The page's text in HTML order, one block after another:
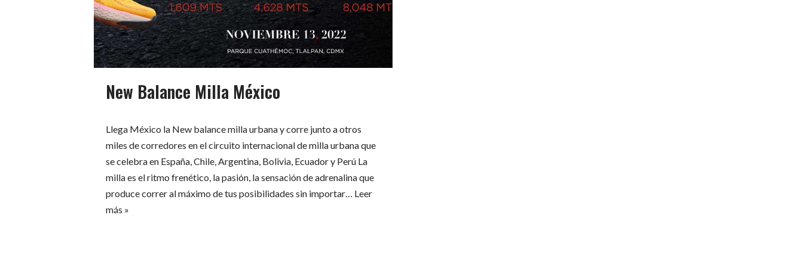
New Balance Milla México
Llega México la New balance milla urbana y corre junto a otros
miles de corredores en el circuito internacional de milla urbana que
se celebra en España, Chile, Argentina, Bolivia, Ecuador y Perú La
milla es el ritmo frenético, la pasión, la sensación de adrenalina que
produce correr al máximo de tus posibilidades sin importar… Leer
más »